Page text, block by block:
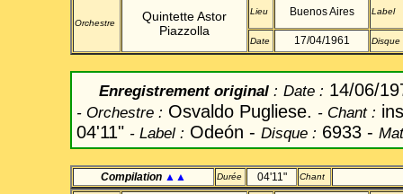
Orchestre QuintetteAstor
Piazzolla
Lieu Buenos Aires Label
Date 17/04/1961 Disque
Enregistrement original : Date : 14/06/
- Orchestre : Osvaldo Pugliese. - Chant:
04'11" - Label : Odeón - Disque : 6933 -
Compilation ▲▲ Durée 04'11" Chant